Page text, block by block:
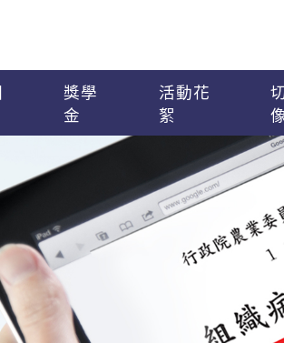
獎學
金
活動花
絮